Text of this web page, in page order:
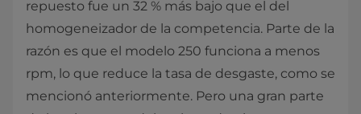
repuesto fue un 32 % más bajo que el del
homogeneizador de la competencia. Parte de la
razón es que el modelo 250 funciona a menos
rpm, lo que reduce la tasa de desgaste, como se
mencionó anteriormente. Pero una gran parte